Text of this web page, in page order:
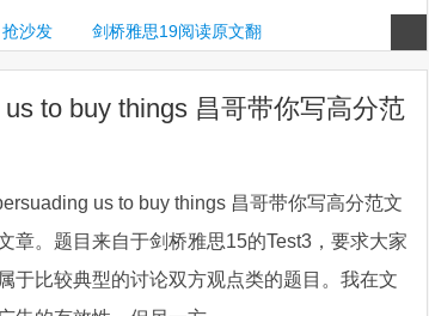
抢沙发
剑桥雅思19阅读原文翻
more
to buy things 昌哥带你写高分范
us to buy things 昌哥带你写高分范文
章。题目来自于剑桥雅思15的Test3，要求大家
于比较典型的讨论双方观点类的题目。我在文